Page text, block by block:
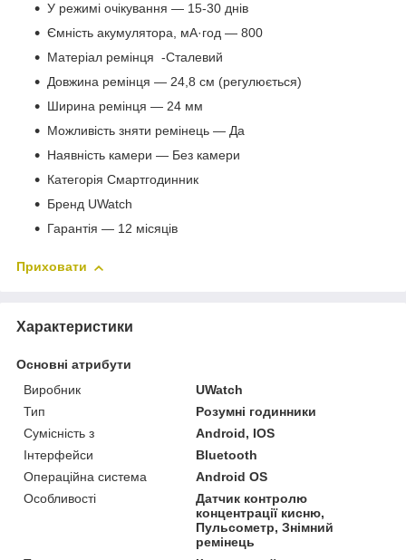
У режимі очікування — 15-30 днів
Ємність акумулятора, мА·год — 800
Матеріал ремінця -Сталевий
Довжина ремінця — 24,8 см (регулюється)
Ширина ремінця — 24 мм
Можливість зняти ремінець — Да
Наявність камери — Без камери
Категорія Смартгодинник
Бренд UWatch
Гарантія — 12 місяців
Приховати
Характеристики
Основні атрибути
Виробник
UWatch
Тип
Розумні годинники
Сумісність з
Android, IOS
Інтерфейси
Bluetooth
Операційна система
Android OS
Особливості
Датчик контролю
концентрації кисню,
Пульсометр, Знімний
ремінець